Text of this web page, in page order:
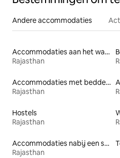
Andere accommodaties
Accommodaties aan het water
Rajasthan
Accommodaties met bedden op toegankelijke hoogte
Rajasthan
Hostels
Rajasthan
Accommodaties nabij een strand
Rajasthan